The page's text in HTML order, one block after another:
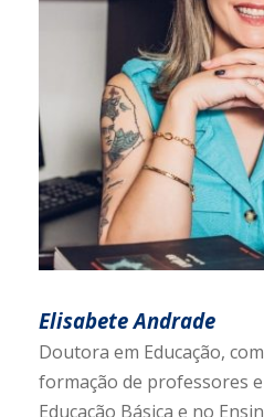
Elisabete Andrade
Doutora em Educação,
formação de professores
Educação Básica e no